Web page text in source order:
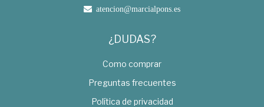
atencion@marcialpons.es
¿DUDAS?
Como comprar
Preguntas frecuentes
Política de privacidad